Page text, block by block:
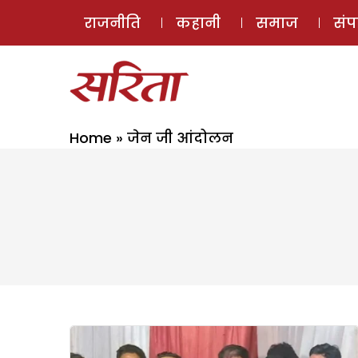
राजनीति कहानी समाज
Home » जेन जी आंदोलन